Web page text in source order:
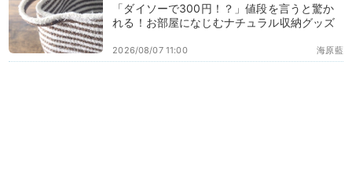
「ダイソーで300円！？」値段を言うと驚か
れる！お部屋になじむナチュラル収納グッズ
海原藍
2026/08/07 11:00